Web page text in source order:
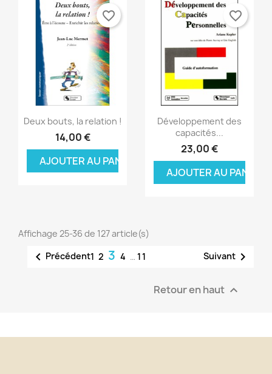
 Aperçu rapide
Deux bouts, la relation !
14,00 €
AJOUTER AU PANIER
favorite_border
Aperçu rapide
Développement des
capacités...
23,00 €
AJOUTER AU PANIER
favorite_border
Affichage 25-36 de 127 article(s)
 Précédent1 2 3 4 … 11 Suivant 
Retour en haut 